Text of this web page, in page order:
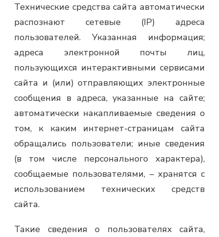
Технические средства сайта автоматически
распознают сетевые (IP) адреса
пользователей. Указанная информация;
адреса электронной почты лиц,
пользующихся интерактивными сервисами
сайта и (или) отправляющих электронные
сообщения в адреса, указанные на сайте;
автоматически накапливаемые сведения о
том, к каким интернет-страницам сайта
обращались пользователи; иные сведения
(в том числе персонального характера),
сообщаемые пользователями, – хранятся с
использованием технических средств
сайта.
Такие сведения о пользователях сайта,